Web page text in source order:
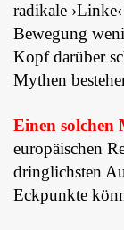
radikale
Bewegung
Kopf darüber
Mythen
Einen solchen
europäischen
dringlichsten
Eckpunkte